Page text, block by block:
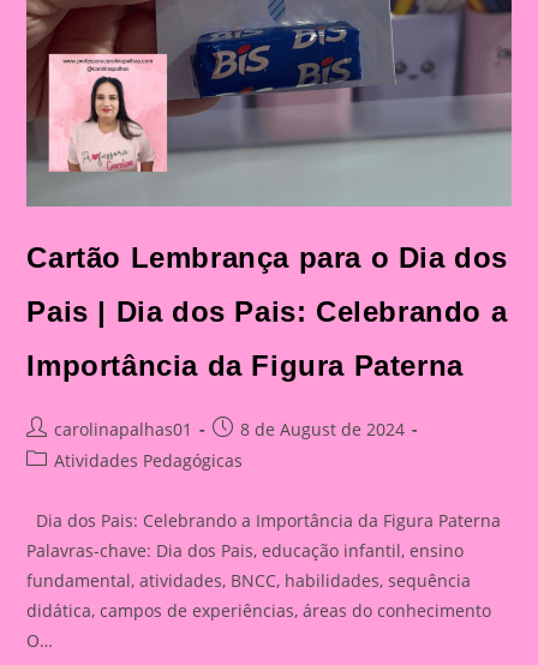
Cartão Lembrança para o Dia dos
Pais | Dia dos Pais: Celebrando a
Importância da Figura Paterna
Post
author:
carolinapalhas01
Post
published:
8 de August de 2024
PostAtividades Pedagógicas
Dia dos Pais: Celebrando a Importância da Figura Paterna
Palavras-chave: Dia dos Pais, educação infantil, ensino
fundamental, atividades, BNCC, habilidades, sequência
didática, campos de experiências, áreas do conhecimento
O…